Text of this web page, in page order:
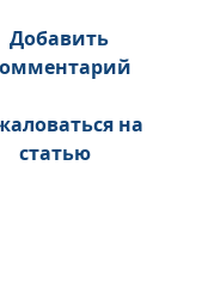
Добавить
на
статью